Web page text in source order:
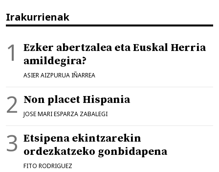
Irakurrienak
Ezker abertzalea eta Euskal Herria
amildegira?
ASIER AIZPURUA IÑARREA
Non placet Hispania
JOSE MARI ESPARZA ZABALEGI
Etsipena ekintzarekin
ordezkatzeko gonbidapena
FITO RODRIGUEZ